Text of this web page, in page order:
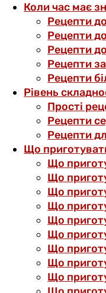
Коли час має
Рецепти
Рецепти
Рецепти
Рецепти
Рецепти
Рівень
Прості
Рецепти
Рецепти
Що
Що
Що
Що
Що
Що
Що
Що
Що
Що